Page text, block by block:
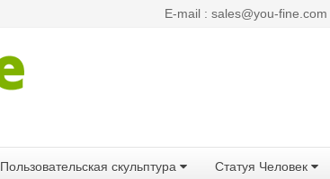
E-mail : sales@you-fine.com
Пользовательская скульптура Статуя Человек